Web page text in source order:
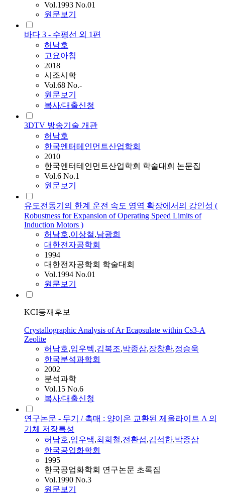
Vol.1993 No.01
원문보기
바다 3 - 수평선 외 1편
허남호
고요아침
2018
시조시학
Vol.68 No.-
원문보기
복사/대출신청
3DTV 방송기술 개관
허남호
한국엔터테인먼트산업학회
2010
한국엔터테인먼트산업학회 학술대회 논문집
Vol.6 No.1
원문보기
유도전동기의 한계 운전 속도 영역 확장에서의 강인성 (
Robustness for Expansion of Operating Speed Limits of
Induction Motors )
허남호,이상철,남광희
대한전자공학회
1994
대한전자공학회 학술대회
Vol.1994 No.01
원문보기
KCI등재후보
Crystallographic Analysis of Ar Ecapsulate within Cs3-A
Zeolite
허남호,임우텍,김복조,박종삼,장창환,정승욱
한국분석과학회
2002
분석과학
Vol.15 No.6
복사/대출신청
연구논문 - 무기 / 촉매 : 양이온 교환된 제올라이트 A 의
기체 저장특성
허남호,임우택,최희철,전환섭,김석한,박종삼
한국공업화학회
1995
한국공업화학회 연구논문 초록집
Vol.1990 No.3
원문보기